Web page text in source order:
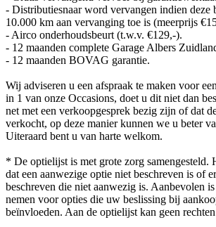
- Distributiesnaar word vervangen indien deze
10.000 km aan vervanging toe is (meerprijs
- Airco onderhoudsbeurt (t.w.v. €129,-).
- 12 maanden complete Garage Albers
- 12 maanden BOVAG garantie.
Wij adviseren u een afspraak te maken voor
in 1 van onze Occasions, doet u dit niet dan
net met een verkoopgesprek bezig zijn of dat
verkocht, op deze manier kunnen we u beter
Uiteraard bent u van harte welkom.
* De optielijst is met grote zorg samengesteld.
dat een aanwezige optie niet beschreven is of
beschreven die niet aanwezig is. Aanbevolen
nemen voor opties die uw beslissing bij
beïnvloeden. Aan de optielijst kan geen